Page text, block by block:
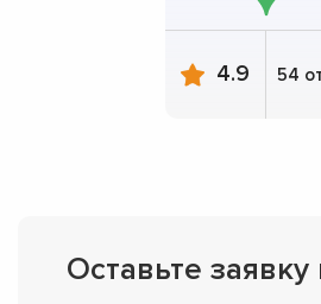
4.9 54
Оставьте